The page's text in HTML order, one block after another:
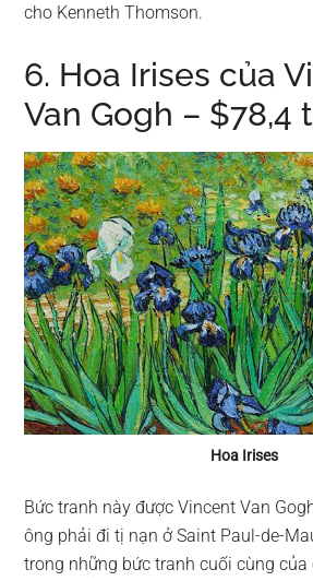
cho Kenneth Thomson.
6. Hoa Irises của
Van Gogh – $78,4
Hoa Irises
Bức tranh này được Vincent Van
ông phải đi tị nạn ở Saint Paul-de-
trong những bức tranh cuối cùng của